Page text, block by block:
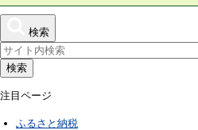
検索
検索
注目ページ
ふるさと納税